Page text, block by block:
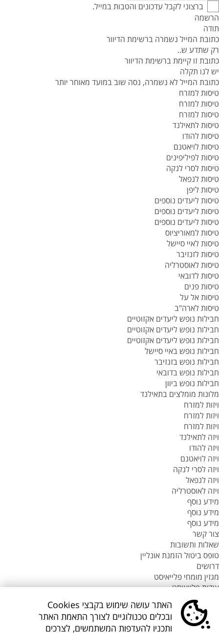
ברצוני לקבל עדכונים והטבות במייל.
הרשמה
תודה
כתובת המייל נשמרה ברשימת הדיוור
רק שתדע ש..
כתובת זו קיימת ברשימת הדיוור
יש לנו תקלה
כתובת המייל לא נשמרה, נסה שוב במועד מאוחר יותר
טיסות למזרח
טיסות למזרח
טיסות למזרח
טיסות לתאילנד
טיסות להודו
טיסות לויאטנם
טיסות לפיליפינים
טיסות לסרי לנקה
טיסות לנפאל
טיסות ליפן
טיסות ליעדים נוספים
טיסות ליעדים נוספים
טיסות ליעדים נוספים
טיסות למאוריציוס
טיסות לאיי סיישל
טיסות לזנזיבר
טיסות לאוסטרליה
טיסות לדובאי
טיסות פנים
טיסות אל על
טיסות לארה"ב
חבילות נופש ליעדים אקזוטיים
חבילות נופש ליעדים אקזוטיים
חבילות נופש ליעדים אקזוטיים
חבילות נופש באיי סיישל
חבילות נופש בזנזיבר
חבילות נופש בדובאי
חבילות נופש ביוון
מלונות מומלצים בתאילנד
ויזות למזרח
ויזות למזרח
ויזות למזרח
ויזה לתאילנד
ויזה להודו
ויזה לויאטנם
ויזה לסרי לנקה
ויזה לנפאל
ויזה לאוסטרליה
מידע נוסף
מידע נוסף
מידע נוסף
צור קשר
שאלות ותשובות
טופס ביטול הזמנת אונליין
דרושים
מגזין מומחי פלייאיסט
אודות פלייאיסט
סניפי flyeast בעולם
סניפי flyeast בעולם
סניף flyeast תאילנד
האתר עושה שימוש בקבצי Cookies
ובכלים טכנולוגיים לצורך התאמת האתר
ותכניו להעדפות המשתמשים, לצרכים